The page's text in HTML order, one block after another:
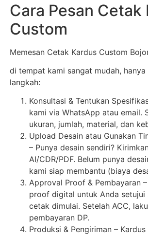
Cara Pesan Cetak
Custom
Memesan Cetak Kardus Custom
di tempat kami sangat mudah,
langkah:
Konsultasi & Tentukan
kami via WhatsApp atau email.
ukuran, jumlah, material, dan
Upload Desain atau Gunakan
– Punya desain sendiri?
AI/CDR/PDF. Belum punya
kami siap membantu (biaya
Approval Proof & Pembayaran
proof digital untuk Anda setujui
cetak dimulai. Setelah ACC,
pembayaran DP.
Produksi & Pengiriman –